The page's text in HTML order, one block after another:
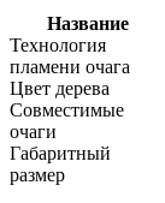
Название
Технология
пламени очага
Цвет дерева
Совместимые
очаги
Габаритный
размер